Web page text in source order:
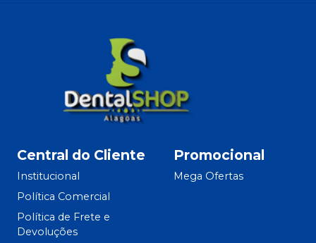
Central do Cliente
Institucional
Política Comercial
Política de Frete e
Devoluções
Promocional
Mega Ofertas